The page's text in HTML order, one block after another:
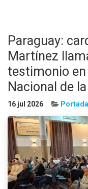
Paraguay:
Martínez
testimonio en
Nacional de
16 jul 2026 Portada